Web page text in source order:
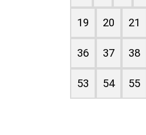
19 20 21
36 37 38
53 54 55